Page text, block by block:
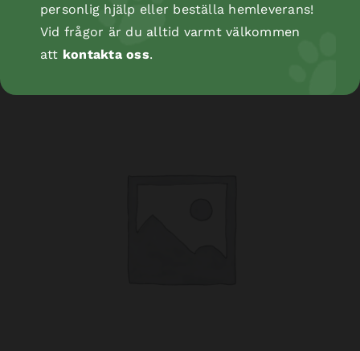
Kopåse
personlig hjälp eller beställa hemleverans!
Vid frågor är du alltid varmt välkommen
att kontakta oss.